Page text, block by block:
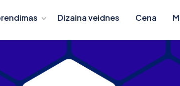
Dizaina veidnes Cena